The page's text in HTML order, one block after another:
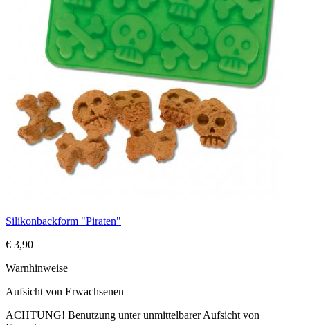
Silikonbackform "Piraten"
€ 3,90
Warnhinweise
Aufsicht von Erwachsenen
ACHTUNG! Benutzung unter unmittelbarer Aufsicht von